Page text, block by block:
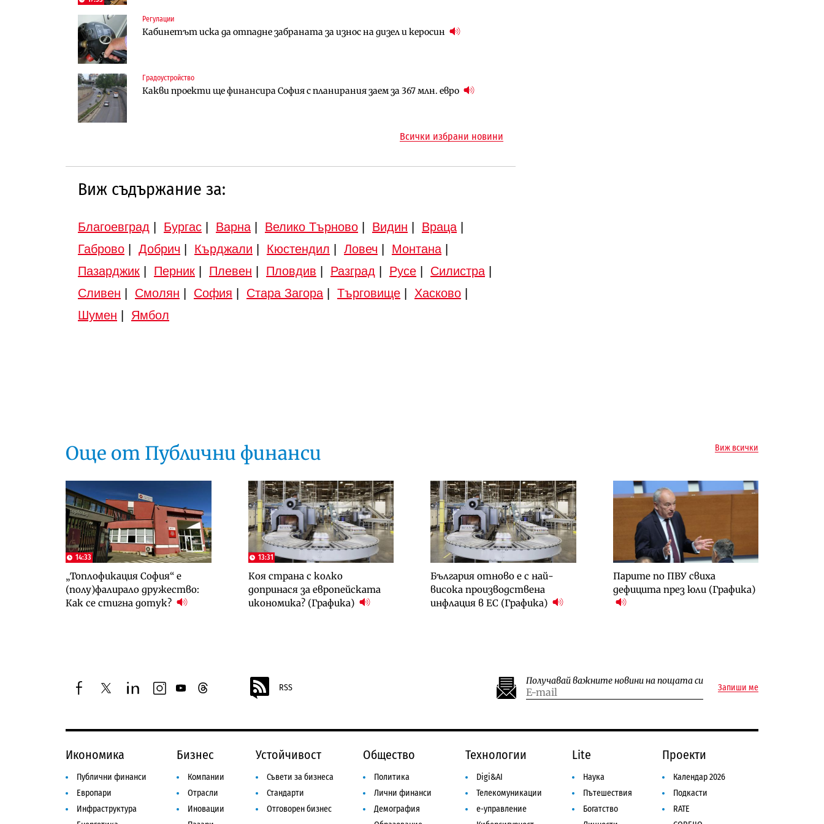
Регулации
Кабинетът иска да отпадне забраната за износ на дизел и керосин
Градоустройство
Какви проекти ще финансира София с планирания заем за 367 млн. евро
Инфраструктура
АПИ възложи промяната на парцеларния план за магистралата Русе – Велико
Градоустройство
Шест кандидата с интерес към надзора на двете метростанции в „Люлин“
Финанси
Ипотечното кредитиране в България продължава да се охлажда (Графика)
Инфраструктура
Вторият мост над Варненското езеро става част от бъдещата магистрала
Всички избрани новини
Виж съдържание за:
Благоевград Бургас Варна Велико Търново Видин Враца
Габрово
Добрич Кърджали Кюстендил Ловеч Монтана
Пазарджик
Перник Плевен Пловдив Разград Русе Силистра
Сливен
Смолян София Стара Загора Търговище Хасково
Шумен
Ямбол
Още от Публични финанси Виж всички
14:33
„Топлофикация София“ e
(полу)фалирало дружество:
Как се стигна дотук?
13:31
Коя страна с колко
допринася за европейската
икономика? (Графика)
България отново е с най-
висока производствена
инфлация в ЕС (Графика)
Парите по ПВУ свиха
дефицита през юли (Графика)
facebooktwitterlinkedininstagram
youtubethreads RSS
Получавай важните новини на пощата си
Запиши ме
Икономика
Публични финанси
Европари
Инфраструктура
Бизнес
Компании
Отрасли
Иновации
Устойчивост
Съвети за бизнеса
Стандарти
Отговорен бизнес
Общество
Политика
Лични финанси
Демография
Технологии
Digi&AI
Телекомуникации
е-управление
Lite
Наука
Пътешествия
Богатство
Проекти
Календар 2026
Подкасти
RATE